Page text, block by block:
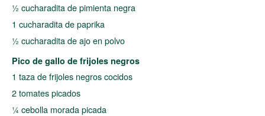
½ cucharadita de pimienta negra
1 cucharadita de paprika
½ cucharadita de ajo en polvo
Pico de gallo de frijoles negros
1 taza de frijoles negros cocidos
2 tomates picados
¼ cebolla morada picada